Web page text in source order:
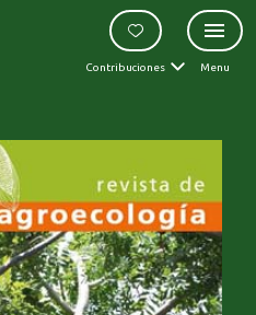
Contribuciones Menu